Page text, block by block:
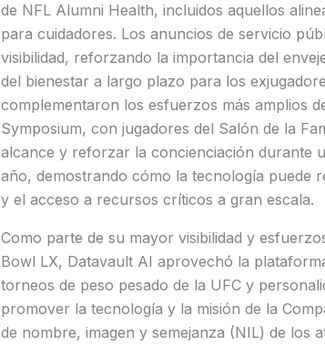
de NFL Alumni Health, incluidos aquellos
para cuidadores. Los anuncios de servicio
visibilidad, reforzando la importancia del
del bienestar a largo plazo para los
complementaron los esfuerzos más amplios
Symposium, con jugadores del Salón de la
alcance y reforzar la concienciación durante
año, demostrando cómo la tecnología puede
y el acceso a recursos críticos a gran escala.
Como parte de su mayor visibilidad y
Bowl LX, Datavault AI aprovechó la
torneos de peso pesado de la UFC y
promover la tecnología y la misión de la
de nombre, imagen y semejanza (NIL) de los